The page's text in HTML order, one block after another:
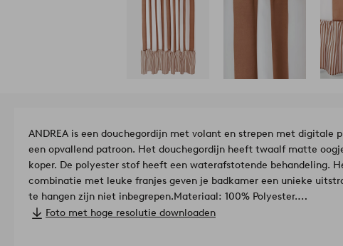
ANDREA is een douchegordijn met volant en strepen met digitale
een opvallend patroon. Het douchegordijn heeft twaalf matte
koper. De polyester stof heeft een waterafstotende behandeling.
combinatie met leuke franjes geven je badkamer een unieke
te hangen zijn niet inbegrepen.
Materiaal: 100% Polyester.
Afmeting: B 180 x D 200 cm.
Alleen wassen met de hand.
Foto met hoge resolutie downloaden